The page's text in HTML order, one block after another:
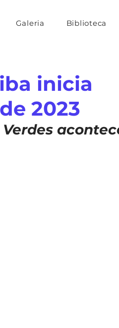
Galeria Biblioteca
inicia
2023